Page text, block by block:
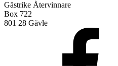
Gästrike Återvinnare
Box 722
801 28 Gävle